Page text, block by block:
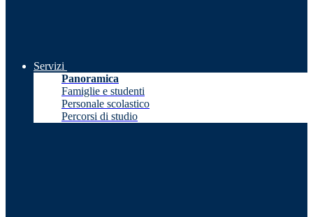
Servizi
Panoramica
Famiglie e studenti
Personale scolastico
Percorsi di studio